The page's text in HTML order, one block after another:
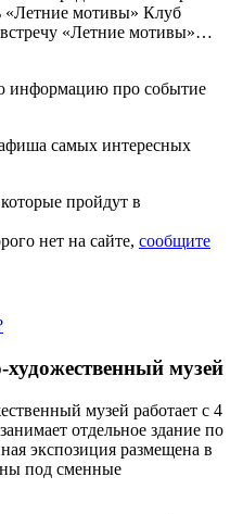
«Летние мотивы» Клуб
«Летние мотивы»…
информацию про событие
самых интересных
пройдут в
нет на сайте, сообщите
музей
музей работает с 4
отдельное здание по
экспозиция размещена в
под сменные